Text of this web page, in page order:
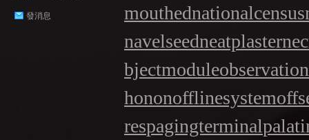
發消息
mouthednationalcensus
navelseedneatplaster
bjectmodule
hononofflinesystem
respagingterminal